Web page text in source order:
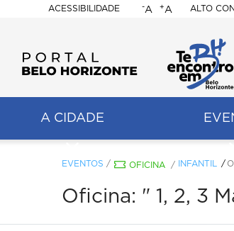
ACESSIBILIDADE
BELO
HORIZONTE
-A +A ALTO
A CIDADE
EVENTOS / OFICINA / INFANTIL
Oficina: " 1, 2, 3